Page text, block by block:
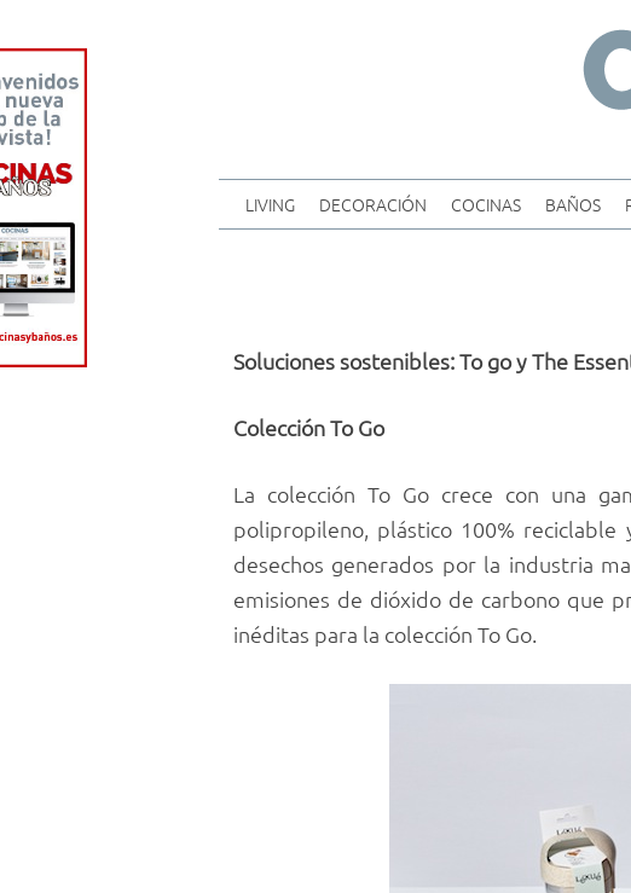
LIVING DECORACIÓN COCINAS BAÑOS
Soluciones sostenibles: To go y The
Colección To Go
La colección To Go crece con una
polipropileno, plástico 100%
desechos generados por la industria
emisiones de dióxido de carbono que
inéditas para la colección To Go.